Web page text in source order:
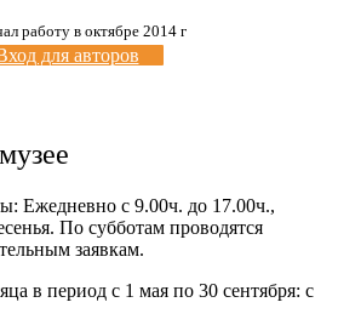
работу в октябре 2014 г
для авторов
Ежедневно с 9.00ч. до 17.00ч.,
По субботам проводятся
заявкам.
в период с 1 мая по 30 сентября: с